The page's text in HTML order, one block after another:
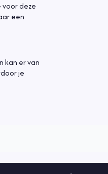
voor deze
een
kan er van
je